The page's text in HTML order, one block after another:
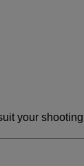
your